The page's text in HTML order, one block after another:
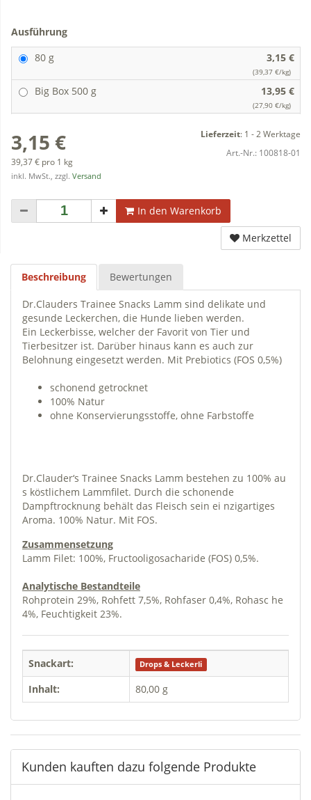
Ausführung
80 g
3,15 €
(39,37 €/kg)
Big Box 500 g 13,95 €
(27,90 €/kg)
3,15 €
39,37 € pro 1 kg
inkl. MwSt., zzgl. Versand
Lieferzeit: 1 - 2 Werktage
Art.-Nr.: 100818-01
In den Warenkorb
Merkzettel
Beschreibung Bewertungen
Dr.Clauders Trainee Snacks Lamm sind delikate und
gesunde Leckerchen, die Hunde lieben werden.
Ein Leckerbisse, welcher der Favorit von Tier und
Tierbesitzer ist. Darüber hinaus kann es auch zur
Belohnung eingesetzt werden. Mit Prebiotics (FOS 0,5%)
schonend getrocknet
100% Natur
ohne Konservierungsstoffe, ohne Farbstoffe
Dr.Clauder‘s Trainee Snacks Lamm bestehen zu 100% au
s köstlichem Lammfilet. Durch die schonende
Dampftrocknung behält das Fleisch sein ei nzigartiges
Aroma. 100% Natur. Mit FOS.
Zusammensetzung
Lamm Filet: 100%, Fructooligosacharide (FOS) 0,5%.
Analytische Bestandteile
Rohprotein 29%, Rohfett 7,5%, Rohfaser 0,4%, Rohasc he
4%, Feuchtigkeit 23%.
Snackart: Drops & Leckerli
Inhalt: 80,00 g
Kunden kauften dazu folgende Produkte